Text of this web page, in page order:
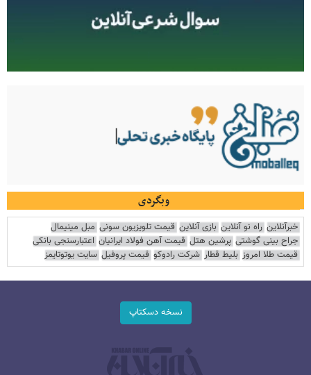
وبگردی
خبرآنلاین راه نو آنلاین بازی آنلاین قیمت تلویزیون سونی مبل مینیمال
جراح بینی گوشتی پرشین هتل قیمت آهن فولاد ایرانیان اعتبارسنجی بانکی
قیمت طلا امروز بلیط قطار شرکت رادوکو قیمت پروفیل سایت یوتوتایمز
نسخه دسکتاپ